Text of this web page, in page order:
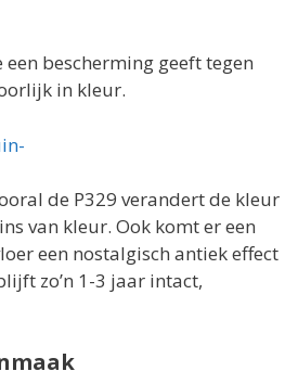
bescherming geeft tegen
in kleur.
de P329 verandert de kleur
van kleur. Ook komt er een
een nostalgisch antiek effect
zo’n 1-3 jaar intact,